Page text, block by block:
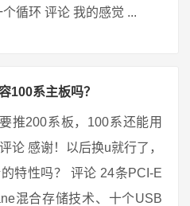
循环 评论 我的感觉 ...
100系主板吗？
推200系板，100系还能用
论 感谢！以后换u就行了，
特性吗？ 评论 24条PCI-E
混合存储技术、十个USB